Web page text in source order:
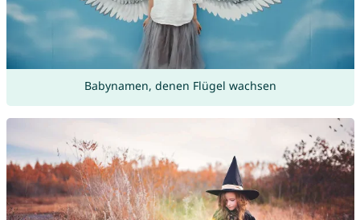
Babynamen, denen Flügel wachsen